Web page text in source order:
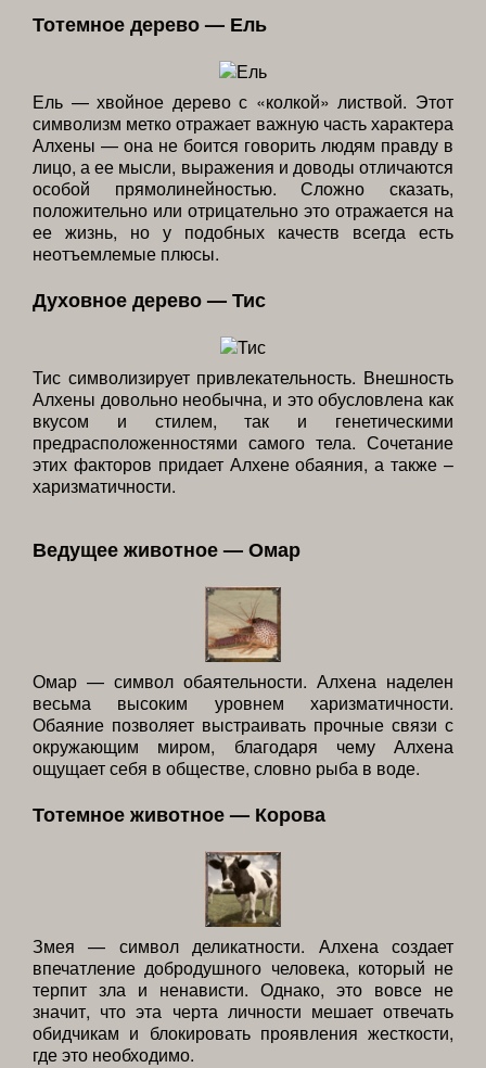
Тотемное дерево — Ель
Ель — хвойное дерево с «колкой» листвой. Этот
символизм метко отражает важную часть характера
Алхены — она не боится говорить людям правду в
лицо, а ее мысли, выражения и доводы отличаются
особой прямолинейностью. Сложно сказать,
положительно или отрицательно это отражается на
ее жизнь, но у подобных качеств всегда есть
неотъемлемые плюсы.
Духовное дерево — Тис
Тис символизирует привлекательность. Внешность
Алхены довольно необычна, и это обусловлена как
вкусом и стилем, так и генетическими
предрасположенностями самого тела. Сочетание
этих факторов придает Алхене обаяния, а также –
харизматичности.
Ведущее животное — Омар
Омар — символ обаятельности. Алхена наделен
весьма высоким уровнем харизматичности.
Обаяние позволяет выстраивать прочные связи с
окружающим миром, благодаря чему Алхена
ощущает себя в обществе, словно рыба в воде.
Тотемное животное — Корова
Змея — символ деликатности. Алхена создает
впечатление добродушного человека, который не
терпит зла и ненависти. Однако, это вовсе не
значит, что эта черта личности мешает отвечать
обидчикам и блокировать проявления жесткости,
где это необходимо.